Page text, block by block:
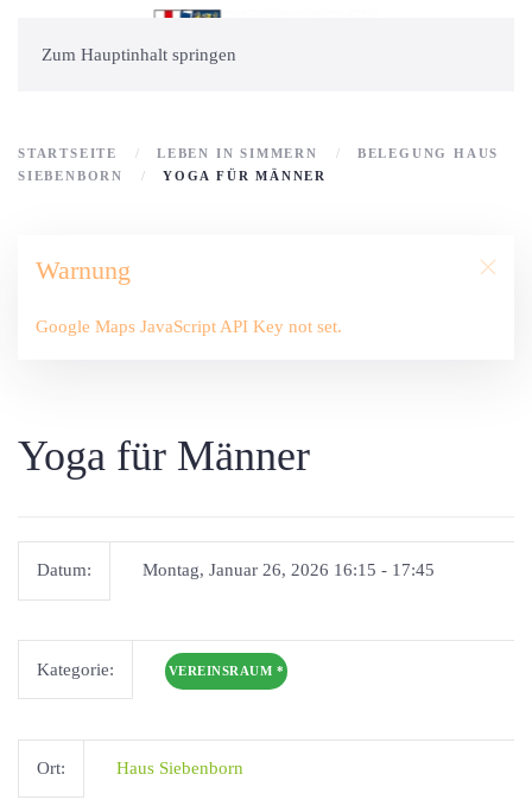
Zum Hauptinhalt springen
STARTSEITE LEBEN IN SIMMERN
BELEGUNG HAUS
SIEBENBORN
YOGA FÜR MÄNNER
Warnung
Google Maps JavaScript API Key not set.
Yoga für Männer
Datum: Montag, Januar 26, 2026 16:15 - 17:45
Kategorie: VEREINSRAUM *
Ort: Haus Siebenborn